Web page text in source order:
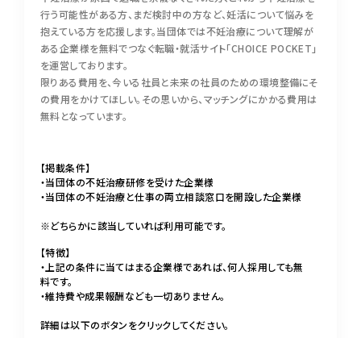
行う可能性がある方、まだ検討中の方など、妊活について悩みを
抱えている方を応援します。当団体では不妊治療について理解が
ある企業様を無料でつなぐ転職・就活サイト「CHOICE POCKET」
を運営しております。
限りある費用を、今いる社員と未来の社員のための環境整備にそ
の費用をかけてほしい。その思いから、マッチングにかかる費用は
無料となっています。
【掲載条件】
・当団体の不妊治療研修を受けた企業様
・当団体の不妊治療と仕事の両立相談窓口を開設した企業様
※どちらかに該当していれば利用可能です。
【特徴】
・上記の条件に当てはまる企業様であれば、何人採用しても無
料です。
・維持費や成果報酬なども一切ありません。
詳細は以下のボタンをクリックしてください。